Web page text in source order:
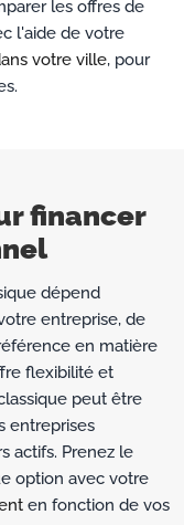
les offres de
l'aide de votre
votre ville, pour
financer
dépend
entreprise, de
en matière
flexibilité et
peut être
entreprises
actifs. Prenez le
option avec votre
en fonction de vos